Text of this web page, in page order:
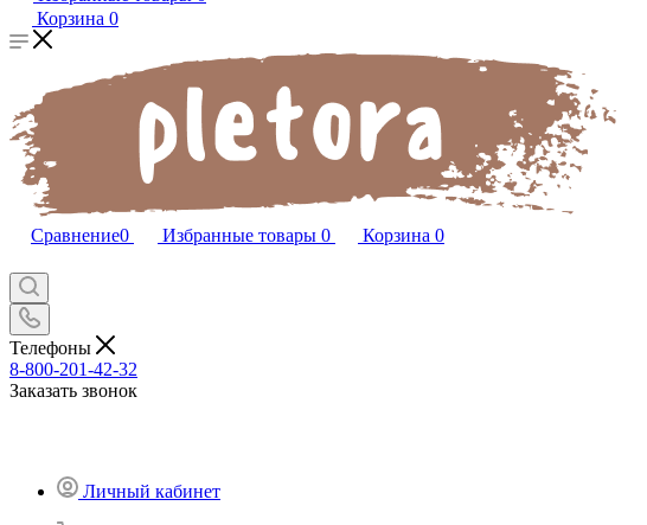
Корзина 0
Сравнение0 Избранные товары 0 Корзина 0
Телефоны
8-800-201-42-32
Заказать звонок
Личный кабинет